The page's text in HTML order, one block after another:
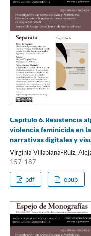
Capítulo 6. Resistencia
violencia feminicida en
narrativas digitales y
Virginia Villaplana-Ruiz,
157-187
pdf epub